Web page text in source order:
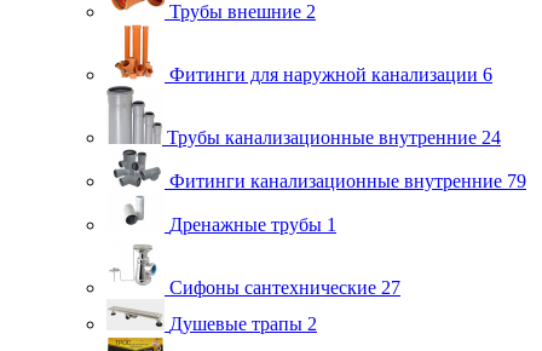
Трубы внешние 2
Фитинги для наружной канализации 6
Трубы канализационные внутренние 24
Фитинги канализационные внутренние 79
Дренажные трубы 1
Сифоны сантехнические 27
Душевые трапы 2